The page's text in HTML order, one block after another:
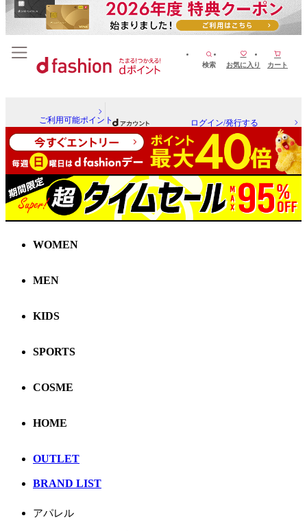
検索 お気に入り カート
ご利用可能ポイント ログイン/発行する
WOMEN
MEN
KIDS
SPORTS
COSME
HOME
OUTLET
BRAND LIST
アパレル